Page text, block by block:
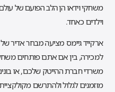
משחקי וידאו הן הלב הפועם של
וילדים כאחד.
ארקייד גיימס מציעה מבחר אדיר של
למכירה, בין אם אתם פותחים
משרדי חברת ההייטק שלכם, או
מוזמנים לגלול ולהתרשם